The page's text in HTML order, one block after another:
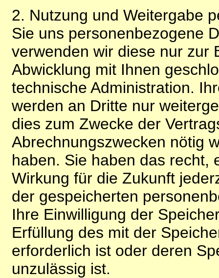
2. Nutzung und Weitergabe
Sie uns personenbezogene
verwenden wir diese nur zur
Abwicklung mit Ihnen
technische Administration.
werden an Dritte nur
dies zum Zwecke der
Abrechnungszwecken nötig
haben. Sie haben das recht,
Wirkung für die Zukunft
der gespeicherten
Ihre Einwilligung der
Erfüllung des mit der
erforderlich ist oder deren
unzulässig ist.